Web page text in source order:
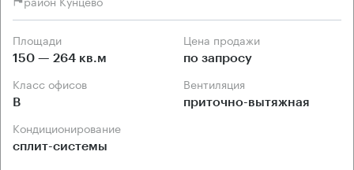
Площади
150 — 264 кв.м
Цена продажи
по запросу
Класс офисов
B
Вентиляция
приточно-вытяжная
Кондиционирование
сплит-системы